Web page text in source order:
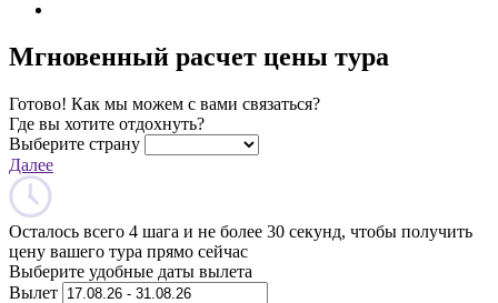
Мгновенный расчет цены тура
Готово! Как мы можем с вами связаться?
Где вы хотите отдохнуть?
Выберите страну
Далее
Осталось всего 4 шага и не более 30 секунд, чтобы получить
цену вашего тура прямо сейчас
Выберите удобные даты вылета
Вылет